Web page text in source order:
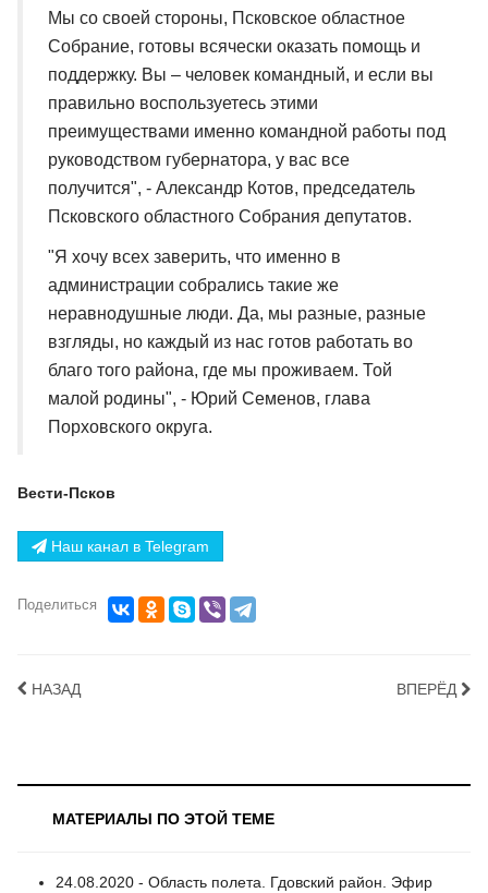
Мы со своей стороны, Псковское областное
Собрание, готовы всячески оказать помощь и
поддержку. Вы – человек командный, и если вы
правильно воспользуетесь этими
преимуществами именно командной работы под
руководством губернатора, у вас все
получится", - Александр Котов, председатель
Псковского областного Собрания депутатов.
"Я хочу всех заверить, что именно в
администрации собрались такие же
неравнодушные люди. Да, мы разные, разные
взгляды, но каждый из нас готов работать во
благо того района, где мы проживаем. Той
малой родины", - Юрий Семенов, глава
Порховского округа.
Вести-Псков
Наш канал в Telegram
Поделиться
НАЗАД ВПЕРЁД
МАТЕРИАЛЫ ПО ЭТОЙ ТЕМЕ
24.08.2020 - Область полета. Гдовский район. Эфир